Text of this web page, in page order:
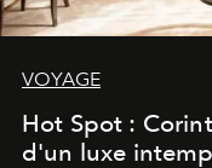
VOYAGE
Hot Spot :
d'un luxe